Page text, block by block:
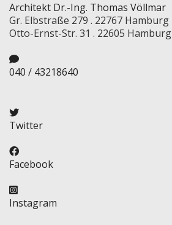
Architekt Dr.-Ing. Thomas Völlmar
Gr. Elbstraße 279 . 22767 Hamburg
Otto-Ernst-Str. 31 . 22605 Hamburg
040 / 43218640
Twitter
Facebook
Instagram